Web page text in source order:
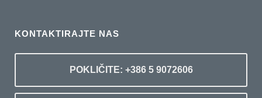
KONTAKTIRAJTE NAS
POKLIČITE: +386 5 9072606